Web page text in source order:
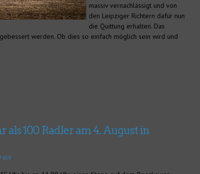
massiv vernachlässigt und von
den Leipziger Richtern dafür nun
die Quittung erhalten. Das
werden. Ob dies so einfach möglich sein wird und
100 Radler am 4. August in